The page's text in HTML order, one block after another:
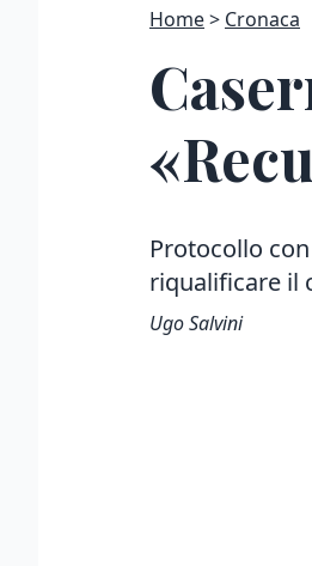
Home Cronaca
Protocollo
riqualificare il
Ugo Salvini